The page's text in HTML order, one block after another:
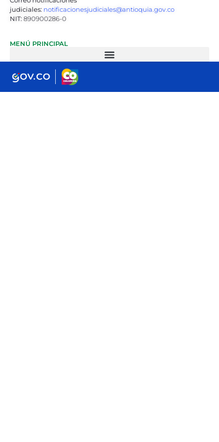
judiciales: notificacionesjudiciales@antioquia.gov.co
NIT: 890900286-0
MENÚ PRINCIPAL